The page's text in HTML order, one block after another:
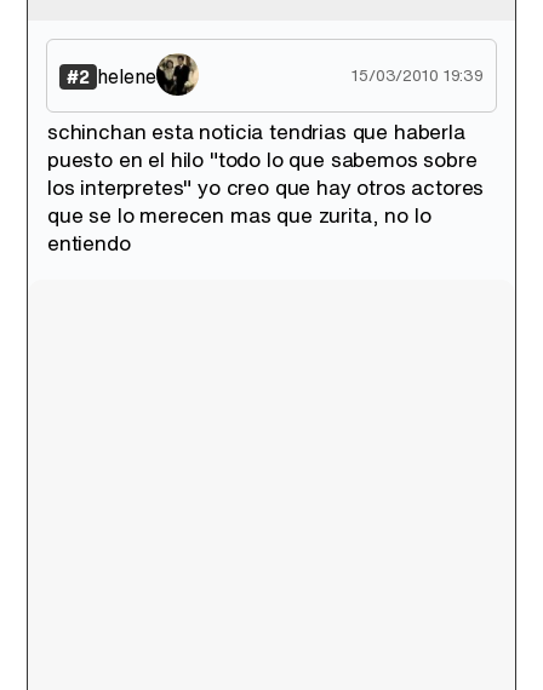
Tráiler en catalán de 'Ravalear', la nueva serie de HBO Max sobre los fondos buitre
#2 helene 15/03/2010 19:39
schinchan esta noticia tendrias que haberla
puesto en el hilo "todo lo que sabemos sobre
los interpretes" yo creo que hay otros actores
que se lo merecen mas que zurita, no lo
entiendo